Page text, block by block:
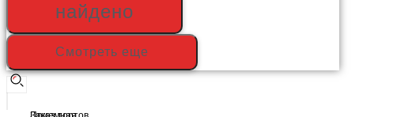
найдено
Смотреть еще